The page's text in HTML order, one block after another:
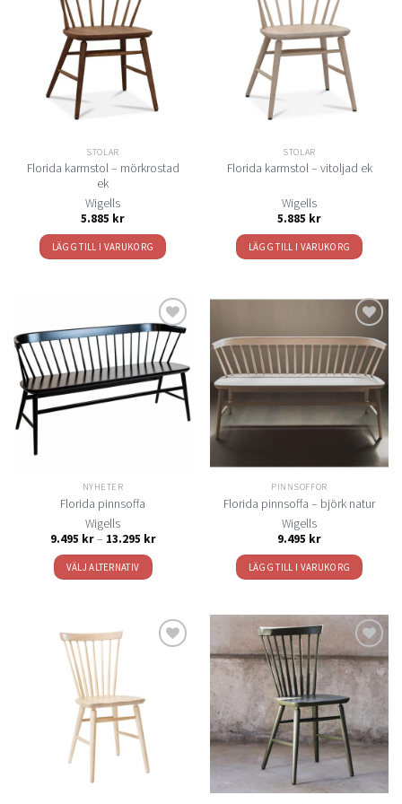
till i
önskelistan
STOLAR
Florida karmstol – mörkrostad
ek
Wigells
5.885 kr
LÄGG TILL I VARUKORG
till i
önskelistan
STOLAR
Florida karmstol – vitoljad ek
Wigells
5.885 kr
LÄGG TILL I VARUKORG
Lägg
till i
önskelistan
NYHETER
Florida pinnsoffa
Wigells
9.495 kr – 13.295 krPrisintervall:
VÄLJ ALTERNATIV
har
flera
varianter.
De
olika
alternativen
kan
Lägg
till i
önskelistan
PINNSOFFOR
Florida pinnsoffa – björk natur
Wigells
9.495 kr
LÄGG TILL I VARUKORG
önskelistan
Lägg
önskelistan